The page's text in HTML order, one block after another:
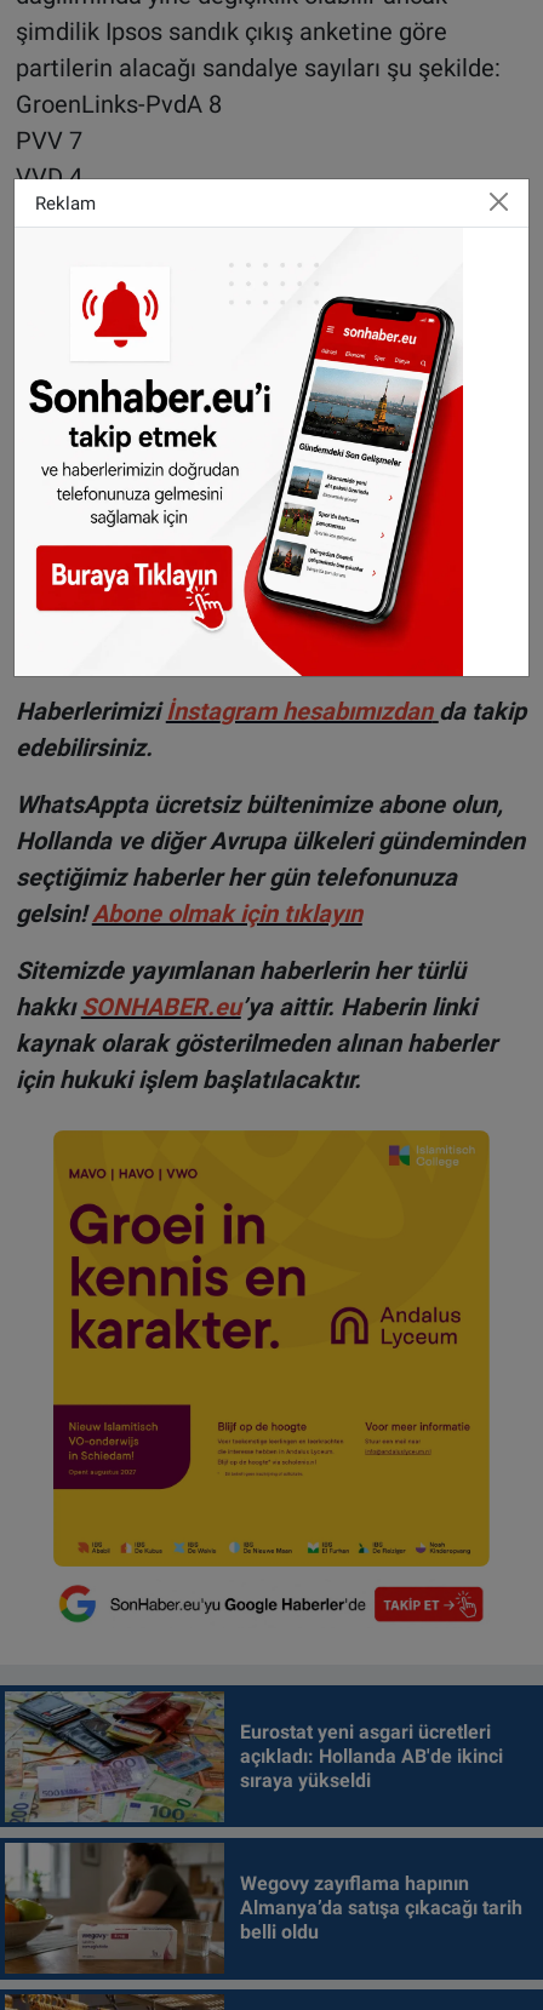
şimdilik Ipsos sandık çıkış anketine göre
partilerin alacağı sandalye sayıları şu şekilde:
GroenLinks-PvdA 8
PVV 7
VVD 4
CDA 3
PvdD 1
SGP 1
Volt 1
NSC 1
AP seçimlerinin ilk sonuçları 9 Haziran akşamı
tüm ülkelerdeki sandıklar kapandıktan sonra
duyurulacak ancak resmi sonuçlar 9 Haziran
günü açıklanacak.
Haberlerimiziİnstagram hesabımızdan da takip
edebilirsiniz.
WhatsAppta ücretsiz bültenimize abone olun,
Hollanda ve diğer Avrupa ülkeleri gündeminden
seçtiğimiz haberler her gün telefonunuza
gelsin!Abone olmak için tıklayın
Sitemizde yayımlanan haberlerin her türlü
hakkıSONHABER.eu’ya aittir. Haberin linki
kaynak olarak gösterilmeden alınan haberler
için hukuki işlem başlatılacaktır.
Eurostat yeni asgari ücretleri
açıkladı: Hollanda AB'de ikinci
sıraya yükseldi
Wegovy zayıflama hapının
Almanya’da satışa çıkacağı tarih
belli oldu
Reklam